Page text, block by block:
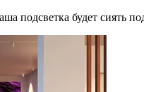
подсветка будет сиять